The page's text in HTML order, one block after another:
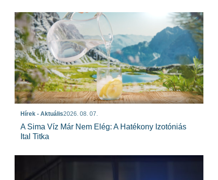
Hírek - Aktuális2026. 08. 07.
A Sima Víz Már Nem Elég: A Hatékony Izotóniás
Ital Titka